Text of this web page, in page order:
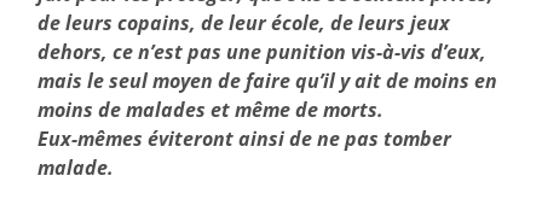
de leurs copains, de leur école, de leurs jeux
dehors, ce n’est pas une punition vis-à-vis d’eux,
mais le seul moyen de faire qu’il y ait de moins en
moins de malades et même de morts.
Eux-mêmes éviteront ainsi de ne pas tomber
malade.